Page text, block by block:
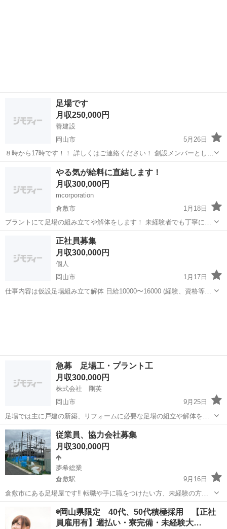
足場です
月収250,000円
善建設
岡山市
5月26日
８時から17時です！！ 詳しくはご連絡ください！ 創設メンバーとして
ぜひお願いします！！ 鳶職 足場
やる気が給料に直結します！
月収300,000円
mcorporation
倉敷市
1月18日
プラントにて足場の組み立てや解体をします！ 未経験者でも丁寧に分
かりやすく説明して 現場に慣れてもらえます！ 今時期から慣れてもら
うと働きやすい季節だと思います！
倉敷市 鳶職
正社員募集
月収300,000円
個人
岡山市
1月17日
仕事内容は仮設足場組み立て解体 日給10000〜16000 (経験、資格等に
急募 足場工・プラント工
月収300,000円
株式会社 剛英
岡山市
9月25日
足場では主に戸建の新築、リフォームに必要な足場の組立や解体をお
願いします。 プラント工事は電気のケーブルを引いたり接続したりす
る電気関係の仕事をお願いします。
岡山 岡山市 鳶職 足場
従業員、協力会社募集
月収300,000円
夢希総業
倉敷駅
9月16日
倉敷市にある足場屋です‼️ 転職や手に職をつけたい方、未経験の方歓
迎します❗️
倉敷駅 協力会社
◉岡山県限定 40代、50代積極採用 【正社
員雇用有】週払い・寮完備・未経験大…